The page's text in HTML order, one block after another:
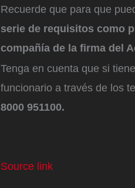
Recuerde que para que
serie de requisitos como
compañía de la firma del
Tenga en cuenta que si
funcionario a través de los
8000 951100.
Source link